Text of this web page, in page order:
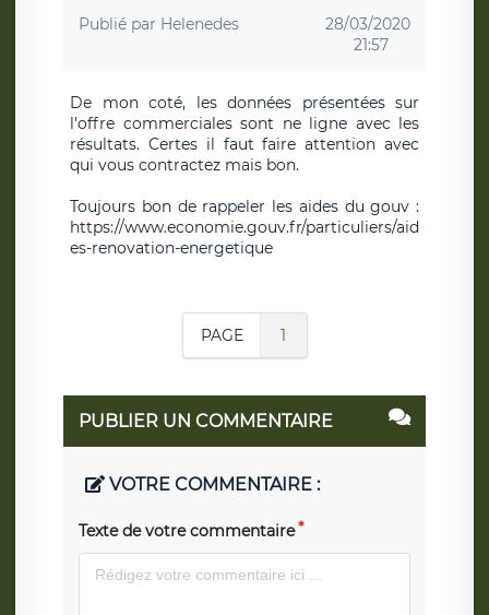
Publié par Helenedes
28/03/2020
21:57
De mon coté, les données présentées sur
l'offre commerciales sont ne ligne avec les
résultats. Certes il faut faire attention avec
qui vous contractez mais bon.
Toujours bon de rappeler les aides du gouv :
https://www.economie.gouv.fr/particuliers/aid
es-renovation-energetique
PAGE 1
PUBLIER UN COMMENTAIRE
VOTRE COMMENTAIRE :
Texte de votre commentaire